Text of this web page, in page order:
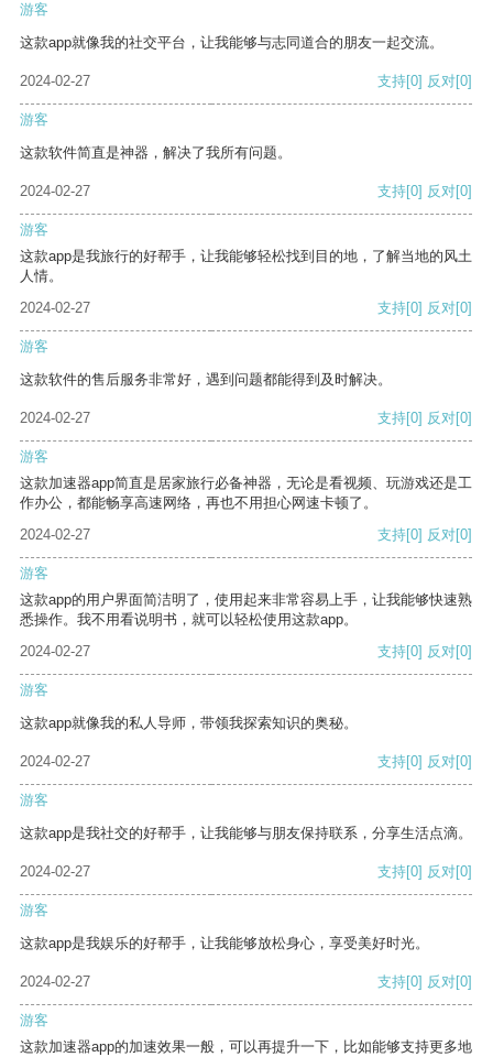
游客
这款app就像我的社交平台，让我能够与志同道合的朋友一起交流。
2024-02-27 支持[0] 反对[0]
游客
这款软件简直是神器，解决了我所有问题。
2024-02-27 支持[0] 反对[0]
游客
这款app是我旅行的好帮手，让我能够轻松找到目的地，了解当地的风土
人情。
2024-02-27
支持[0] 反对[0]
游客
这款软件的售后服务非常好，遇到问题都能得到及时解决。
2024-02-27 支持[0] 反对[0]
游客
这款加速器app简直是居家旅行必备神器，无论是看视频、玩游戏还是工
作办公，都能畅享高速网络，再也不用担心网速卡顿了。
2024-02-27
支持[0] 反对[0]
游客
这款app的用户界面简洁明了，使用起来非常容易上手，让我能够快速熟
悉操作。我不用看说明书，就可以轻松使用这款app。
2024-02-27
支持[0] 反对[0]
游客
这款app就像我的私人导师，带领我探索知识的奥秘。
2024-02-27 支持[0] 反对[0]
游客
这款app是我社交的好帮手，让我能够与朋友保持联系，分享生活点滴。
2024-02-27 支持[0] 反对[0]
游客
这款app是我娱乐的好帮手，让我能够放松身心，享受美好时光。
2024-02-27 支持[0] 反对[0]
游客
这款加速器app的加速效果一般，可以再提升一下，比如能够支持更多地